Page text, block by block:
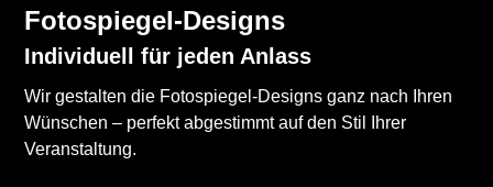
Fotospiegel-Designs
Individuell für jeden Anlass
Wir gestalten die Fotospiegel-Designs ganz nach Ihren
Wünschen – perfekt abgestimmt auf den Stil Ihrer
Veranstaltung.